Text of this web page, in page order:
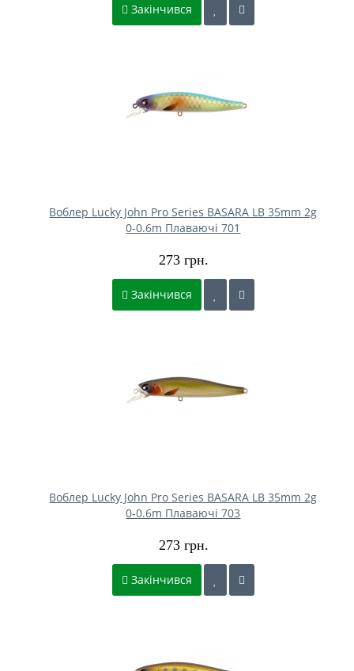
Закінчився
Воблер Lucky John Pro Series BASARA LB 35mm 2g
0-0.6m Плаваючі 701
273 грн.
Закінчився
Воблер Lucky John Pro Series BASARA LB 35mm 2g
0-0.6m Плаваючі 703
273 грн.
Закінчився